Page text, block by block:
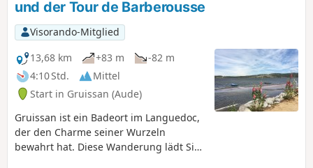
Route unterscheidet.
und der Tour de Barberousse
Visorando-Mitglied
13,68 km
+83 m
-82 m
4:10 Std.
Mittel
Start in Gruissan (Aude)
Gruissan ist ein Badeort im Languedoc,
der den Charme seiner Wurzeln
bewahrt hat. Diese Wanderung lädt Sie